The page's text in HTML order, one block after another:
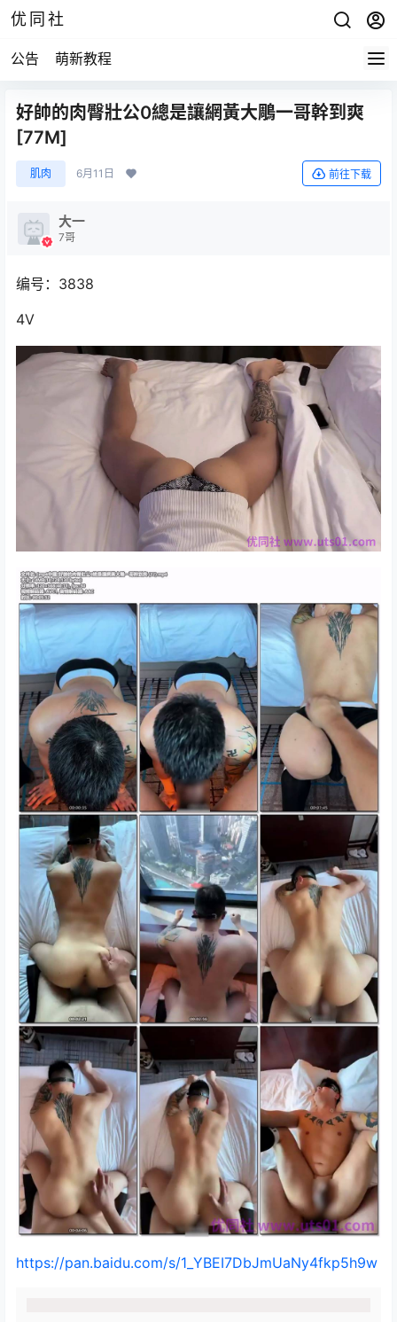
优同社
公告 萌新教程
好帥的肉臀壯公0總是讓網黃大鵰一哥幹到爽
[77M]
肌肉 6月11日 前往下载
大一
7哥
编号：3838
4V
https://pan.baidu.com/s/1_YBEI7DbJmUaNy4fkp5h9w